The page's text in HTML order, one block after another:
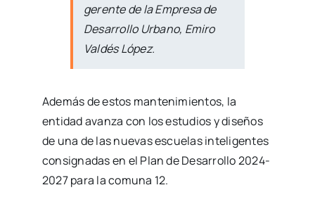
gerente de la Empresa de
Desarrollo Urbano, Emiro
Valdés López.
Además de estos mantenimientos, la
entidad avanza con los estudios y diseños
de una de las nuevas escuelas inteligentes
consignadas en el Plan de Desarrollo 2024-
2027 para la comuna 12.